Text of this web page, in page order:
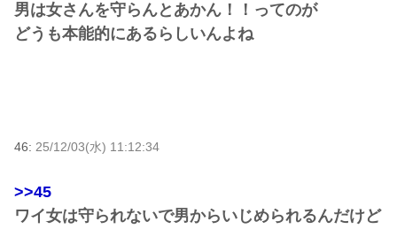
男は女さんを守らんとあかん！！ってのが
どうも本能的にあるらしいんよね
46: 25/12/03(水) 11:12:34
>>45
ワイ女は守られないで男からいじめられるんだけど